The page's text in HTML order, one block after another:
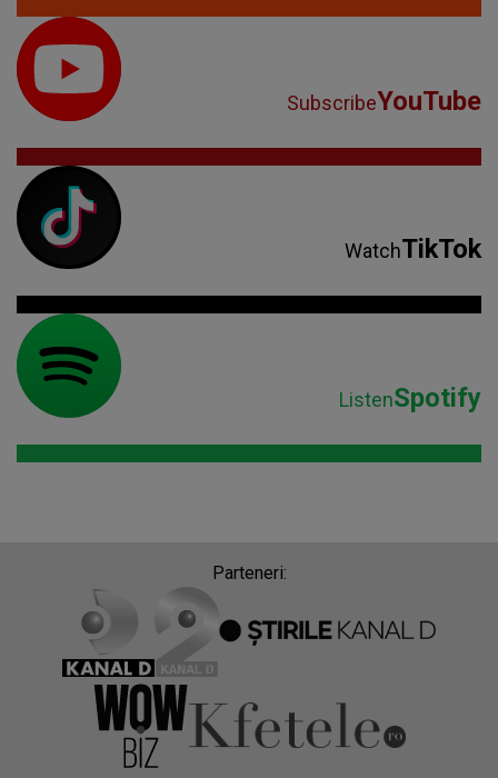
SubscribeYouTube
WatchTikTok
ListenSpotify
Parteneri: